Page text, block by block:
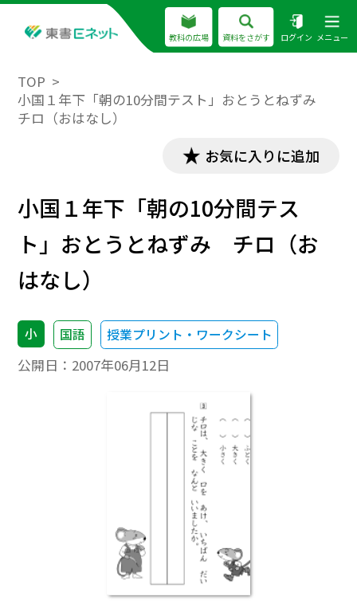
教科の広場 資料をさがす ログイン メニュー
TOP
小国１年下「朝の10分間テスト」おとうとねずみ
チロ（おはなし）
お気に入りに追加
小国１年下「朝の10分間テス
ト」おとうとねずみ チロ（お
はなし）
小 国語 授業プリント・ワークシート
公開日： 2007年06月12日